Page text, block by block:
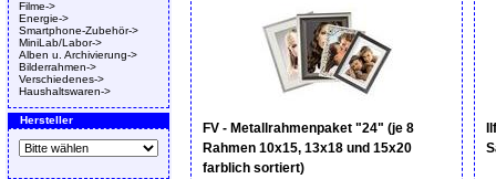
Filme->
Energie->
Smartphone-Zubehör->
MiniLab/Labor->
Alben u. Archivierung->
Bilderrahmen->
Verschiedenes->
Haushaltswaren->
Hersteller
FV - Metallrahmenpaket "24" (je 8
Rahmen 10x15, 13x18 und 15x20
farblich sortiert)